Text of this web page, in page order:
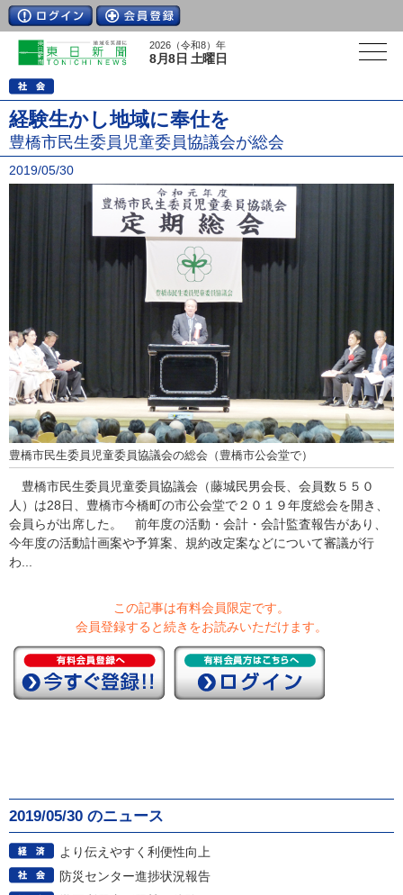
2026（令和8）年
8月8日 土曜日
経験生かし地域に奉仕を
豊橋市民生委員児童委員協議会が総会
2019/05/30
豊橋市民生委員児童委員協議会の総会（豊橋市公会堂で）
豊橋市民生委員児童委員協議会（藤城民男会長、会員数５５０
人）は28日、豊橋市今橋町の市公会堂で２０１９年度総会を開き、
会員らが出席した。 前年度の活動・会計・会計監査報告があり、
今年度の活動計画案や予算案、規約改定案などについて審議が行
わ...
この記事は有料会員限定です。
会員登録すると続きをお読みいただけます。
2019/05/30 のニュース
より伝えやすく利便性向上
防災センター進捗状況報告